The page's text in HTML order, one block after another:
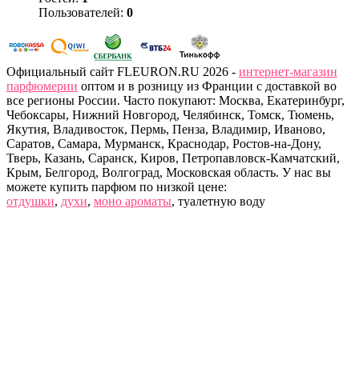
Пользователей: 0
Официальный сайт FLEURON.RU 2026 - интернет-магазин
парфюмерии оптом и в розницу из Франции с доставкой во
все регионы России. Часто покупают: Москва, Екатеринбург,
Чебоксары, Нижний Новгород, Челябинск, Томск, Тюмень,
Якутия, Владивосток, Пермь, Пенза, Владимир, Иваново,
Саратов, Самара, Мурманск, Краснодар, Ростов-на-Дону,
Тверь, Казань, Саранск, Киров, Петропавловск-Камчатский,
Крым, Белгород, Волгоград, Московская область. У нас вы
можете купить парфюм по низкой цене:
отдушки, духи, моно ароматы, туалетную воду